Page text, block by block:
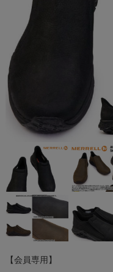
【会員専用】